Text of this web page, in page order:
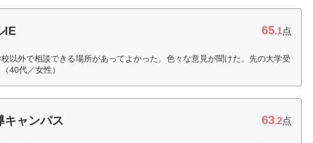
IE 65.1点
以外で相談できる場所があってよかった。色々な意見が聞けた。先の大学受
40代／女性）
キャンパス 63.2点